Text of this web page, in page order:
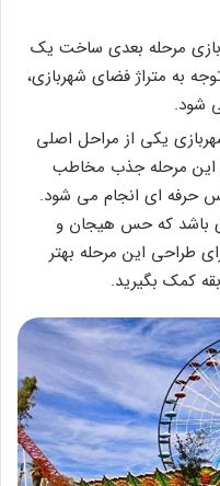
مرحله بعدی ساخت یک
به متراژ فضای شهربازی،
شود.
یکی از مراحل اصلی
مرحله جذب مخاطب
حرفه ای انجام می شود.
باشد که حس هیجان و
طراحی این مرحله بهتر
کمک بگیرید.